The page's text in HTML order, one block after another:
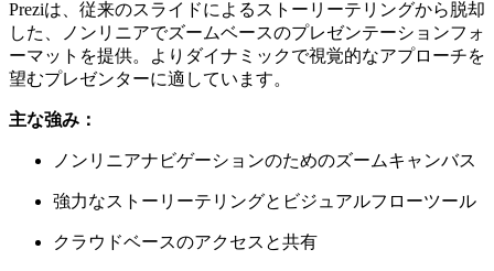
Preziは、従来のスライドによるストーリーテリングから脱却
した、ノンリニアでズームベースのプレゼンテーションフォ
ーマットを提供。よりダイナミックで視覚的なアプローチを
望むプレゼンターに適しています。
主な強み：
ノンリニアナビゲーションのためのズームキャンバス
強力なストーリーテリングとビジュアルフローツール
クラウドベースのアクセスと共有